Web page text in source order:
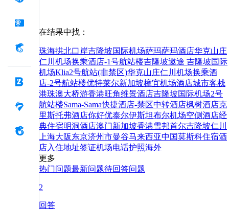
在结果中找：
珠海拱北口岸吉隆坡国际机场萨玛萨玛酒店华克山庄
仁川机场换乘酒店-1号航站楼吉隆坡遨途 吉隆坡国际
机场Klia2号航站(非禁区)华克山庄仁川机场换乘酒
店-2号航站楼优特莱尔新加坡樟宜机场酒店城市客栈
港珠澳大桥游香港旺角维景酒店吉隆坡国际机场2号
航站楼Sama-Sama快捷酒店-禁区中转酒店枫树酒店克
里斯托弗酒店你好优泰尔伊斯坦布尔机场空侧酒店经
典住宿明洞酒店澳门新加坡香港雪邦首尔吉隆坡仁川
上海大阪东京济州市曼谷马来西亚中国莫斯科住宿酒
店入住地址签证机场电话护照海外
更多
热门问题最新问题待回答问题
2
回答